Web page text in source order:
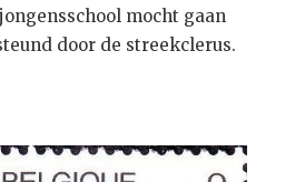
mocht gaan
door de streekclerus.